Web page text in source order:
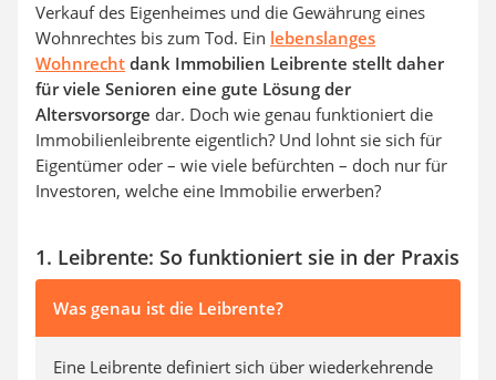
Verkauf des Eigenheimes und die Gewährung eines
Wohnrechtes bis zum Tod. Ein lebenslanges
Wohnrecht dank Immobilien Leibrente stellt daher
für viele Senioren eine gute Lösung der
Altersvorsorge dar. Doch wie genau funktioniert die
Immobilienleibrente eigentlich? Und lohnt sie sich für
Eigentümer oder – wie viele befürchten – doch nur für
Investoren, welche eine Immobilie erwerben?
1. Leibrente: So funktioniert sie in der Praxis
Was genau ist die Leibrente?
Eine Leibrente definiert sich über wiederkehrende